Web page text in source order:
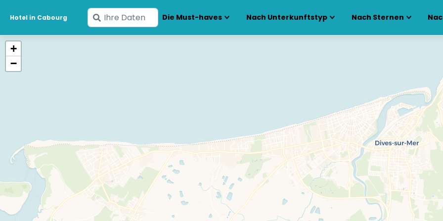
Hotel in Cabourg
Geben
Sie
Die Must-haves Nach Unterkunftstyp Nach Sternen
+
−